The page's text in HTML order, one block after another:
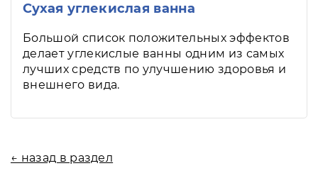
Сухая углекислая ванна
Большой список положительных эффектов
делает углекислые ванны одним из самых
лучших средств по улучшению здоровья и
внешнего вида.
← назад в раздел